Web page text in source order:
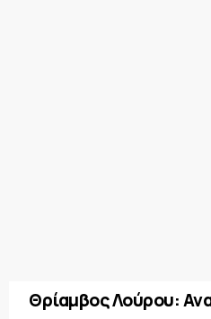
Θρίαμβος Λούρου: